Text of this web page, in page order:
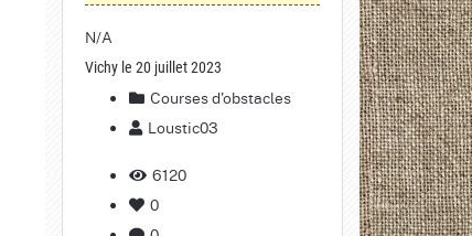
N/A
Vichy le 20 juillet 2023
Courses d'obstacles
Loustic03
6120
0